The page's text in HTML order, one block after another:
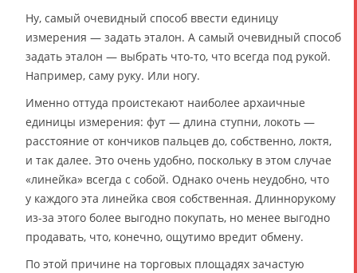
Ну, самый очевидный способ ввести единицу
измерения — задать эталон. А самый очевидный способ
задать эталон — выбрать что-то, что всегда под рукой.
Например, саму руку. Или ногу.
Именно оттуда проистекают наиболее архаичные
единицы измерения: фут — длина ступни, локоть —
расстояние от кончиков пальцев до, собственно, локтя,
и так далее. Это очень удобно, поскольку в этом случае
«линейка» всегда с собой. Однако очень неудобно, что
у каждого эта линейка своя собственная. Длиннорукому
из-за этого более выгодно покупать, но менее выгодно
продавать, что, конечно, ощутимо вредит обмену.
По этой причине на торговых площадях зачастую